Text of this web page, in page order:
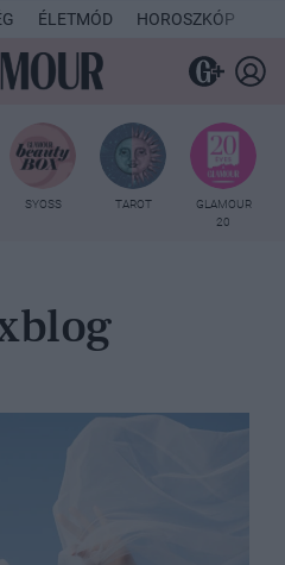
ÉLETMÓD HOROSZKÓP
SYOSS TAROT
GLAMOUR
20